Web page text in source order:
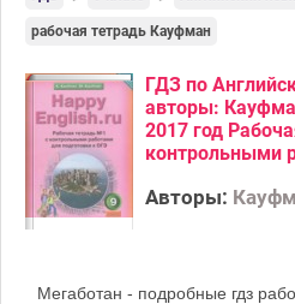
рабочая тетрадь Кауфман
ГДЗ по
авторы:
2017 год
контрольными
Авторы:
Мегаботан - подробные гдз